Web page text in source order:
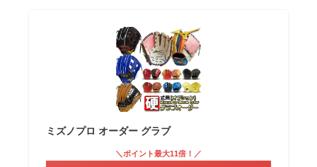
ミズノプロ オーダー グラブ
＼ポイント最大11倍！／